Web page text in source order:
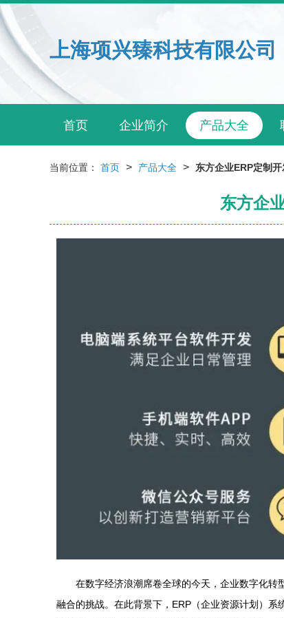
上海项兴臻科技有限公司
首页 企业简介 产品大全
当前位置： 首页 > 产品大全 > 东方企业ERP定制
东方企
在数字经济浪潮席卷全球的今天，企业数字化
融合的挑战。在此背景下，ERP（企业资源计划）